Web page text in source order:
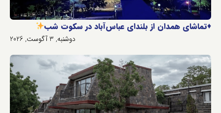
♦️تماشای همدان از بلندای عباس‌آباد در سکوت شب
دوشنبه, 3 آگوست, 2026